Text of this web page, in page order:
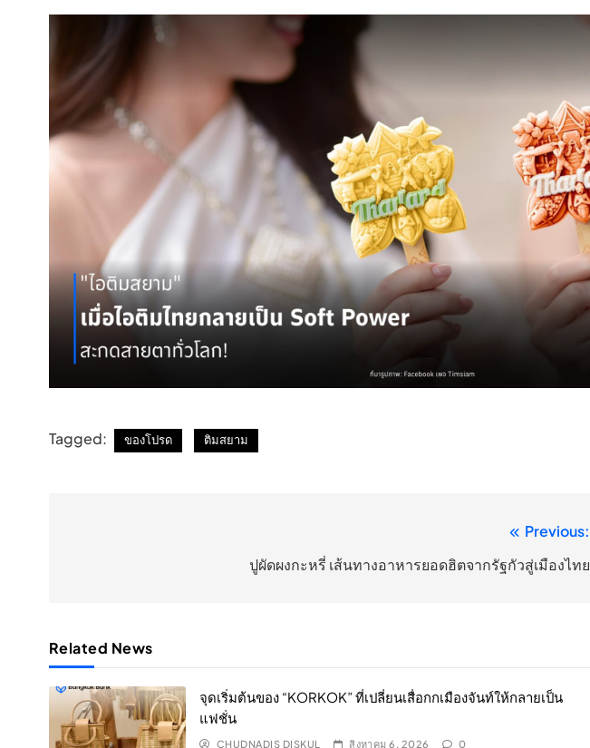
Tagged: ของโปรด ติมสยาม
Previous:
ปูผัดผงกะหรี่ เส้นทางอาหารยอดฮิตจากรัฐกัวสู่เมืองไทย
Related News
จุดเริ่มต้นของ “KORKOK” ที่เปลี่ยนเสื่อกกเมืองจันท์ให้กลายเป็น
แฟชั่น
CHUDNADIS DISKUL สิงหาคม 6, 2026 0